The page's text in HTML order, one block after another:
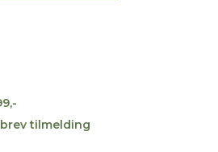
tilmelding